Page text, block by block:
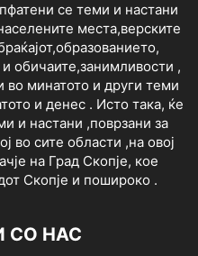
се теми и настани
места,верските
обичаите,занимливости ,
во минатото и други теми
и денес . Исто така, ќе
и настани ,поврзани за
во сите области ,на овој
на Град Скопје, кое
Скопје и пошироко .
СО НАС